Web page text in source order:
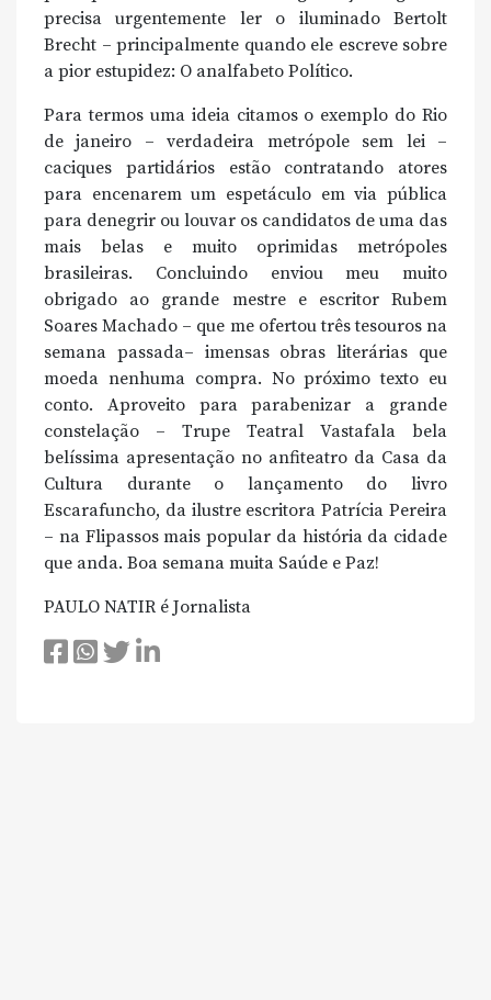
precisa urgentemente ler o iluminado Bertolt
Brecht – principalmente quando ele escreve sobre
a pior estupidez: O analfabeto Político.
Para termos uma ideia citamos o exemplo do Rio
de janeiro – verdadeira metrópole sem lei –
caciques partidários estão contratando atores
para encenarem um espetáculo em via pública
para denegrir ou louvar os candidatos de uma das
mais belas e muito oprimidas metrópoles
brasileiras. Concluindo enviou meu muito
obrigado ao grande mestre e escritor Rubem
Soares Machado – que me ofertou três tesouros na
semana passada– imensas obras literárias que
moeda nenhuma compra. No próximo texto eu
conto. Aproveito para parabenizar a grande
constelação – Trupe Teatral Vastafala bela
belíssima apresentação no anfiteatro da Casa da
Cultura durante o lançamento do livro
Escarafuncho, da ilustre escritora Patrícia Pereira
– na Flipassos mais popular da história da cidade
que anda. Boa semana muita Saúde e Paz!
PAULO NATIR é Jornalista